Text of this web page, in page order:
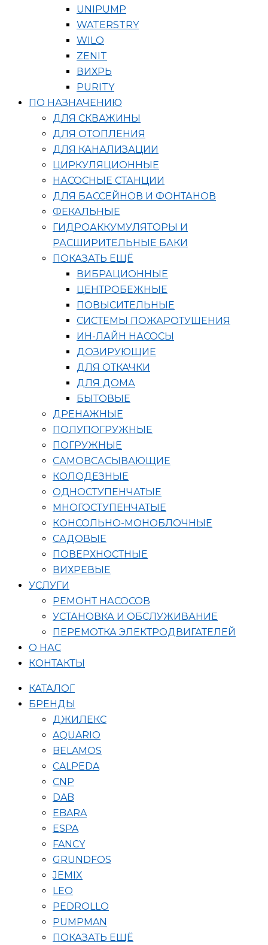
UNIPUMP
WATERSTRY
WILO
ZENIT
ВИХРЬ
PURITY
ПО НАЗНАЧЕНИЮ
ДЛЯ СКВАЖИНЫ
ДЛЯ ОТОПЛЕНИЯ
ДЛЯ КАНАЛИЗАЦИИ
ЦИРКУЛЯЦИОННЫЕ
НАСОСНЫЕ СТАНЦИИ
ДЛЯ БАССЕЙНОВ И ФОНТАНОВ
ФЕКАЛЬНЫЕ
ГИДРОАККУМУЛЯТОРЫ И
РАСШИРИТЕЛЬНЫЕ БАКИ
ПОКАЗАТЬ ЕЩЁ
ВИБРАЦИОННЫЕ
ЦЕНТРОБЕЖНЫЕ
ПОВЫСИТЕЛЬНЫЕ
СИСТЕМЫ ПОЖАРОТУШЕНИЯ
ИН-ЛАЙН НАСОСЫ
ДОЗИРУЮЩИЕ
ДЛЯ ОТКАЧКИ
ДЛЯ ДОМА
БЫТОВЫЕ
ДРЕНАЖНЫЕ
ПОЛУПОГРУЖНЫЕ
ПОГРУЖНЫЕ
САМОВСАСЫВАЮЩИЕ
КОЛОДЕЗНЫЕ
ОДНОСТУПЕНЧАТЫЕ
МНОГОСТУПЕНЧАТЫЕ
КОНСОЛЬНО-МОНОБЛОЧНЫЕ
САДОВЫЕ
ПОВЕРХНОСТНЫЕ
ВИХРЕВЫЕ
УСЛУГИ
РЕМОНТ НАСОСОВ
УСТАНОВКА И ОБСЛУЖИВАНИЕ
ПЕРЕМОТКА ЭЛЕКТРОДВИГАТЕЛЕЙ
О НАС
КОНТАКТЫ
КАТАЛОГ
БРЕНДЫ
ДЖИЛЕКС
AQUARIO
BELAMOS
CALPEDA
CNP
DAB
EBARA
ESPA
FANCY
GRUNDFOS
JEMIX
LEO
PEDROLLO
PUMPMAN
ПОКАЗАТЬ ЕЩЁ